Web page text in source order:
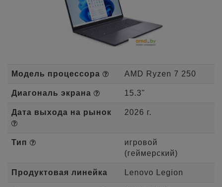
Модель процессора AMD Ryzen 7 250
Диагональ экрана 15.3"
Дата выхода на рынок 2026 г.
Тип
игровой
(геймерский)
Продуктовая линейка Lenovo Legion